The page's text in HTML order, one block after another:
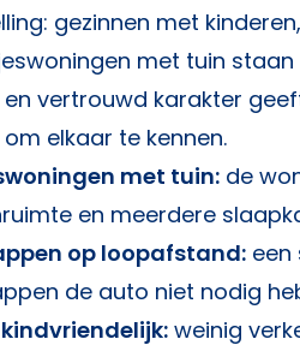
gezinnen met
met tuin
vertrouwd karakter
elkaar te kennen.
met tuin: de
en meerdere
op loopafstand: een
de auto niet nodig
weinig